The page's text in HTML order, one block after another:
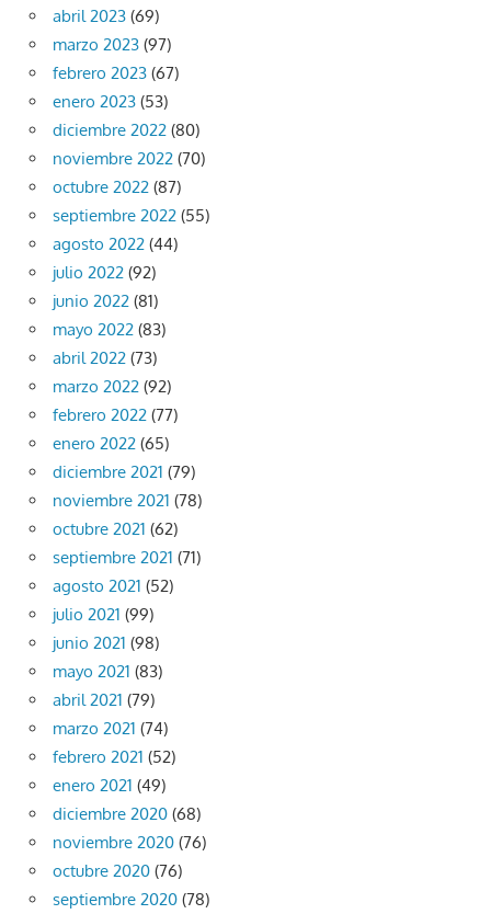
abril 2023 (69)
marzo 2023 (97)
febrero 2023 (67)
enero 2023 (53)
diciembre 2022 (80)
noviembre 2022 (70)
octubre 2022 (87)
septiembre 2022 (55)
agosto 2022 (44)
julio 2022 (92)
junio 2022 (81)
mayo 2022 (83)
abril 2022 (73)
marzo 2022 (92)
febrero 2022 (77)
enero 2022 (65)
diciembre 2021 (79)
noviembre 2021 (78)
octubre 2021 (62)
septiembre 2021 (71)
agosto 2021 (52)
julio 2021 (99)
junio 2021 (98)
mayo 2021 (83)
abril 2021 (79)
marzo 2021 (74)
febrero 2021 (52)
enero 2021 (49)
diciembre 2020 (68)
noviembre 2020 (76)
octubre 2020 (76)
septiembre 2020 (78)